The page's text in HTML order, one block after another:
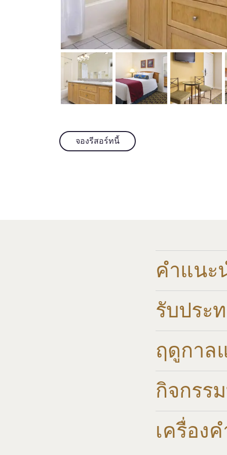
จองรีสอร์ทนี้
คำแนะ
รับประ
ฤดูกาล
กิจกรร
เครื่อง